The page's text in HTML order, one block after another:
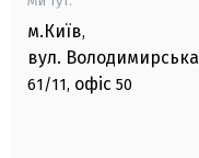
м.Київ,
вул. Володимирська
61/11, офіс 50